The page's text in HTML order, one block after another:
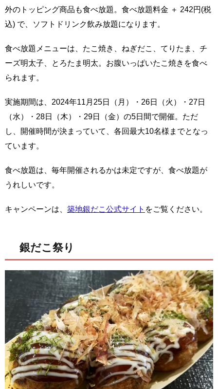
外のトッピング商品も食べ放題。食べ放題料金 ＋ 242円(税
込) で、ソフトドリンク飲み放題になります。
食べ放題メニューは、たこ焼き、ねぎだこ、てりたま、チ
ーズ明太子、とろたま明太。お腹いっぱいたこ焼きを食べ
られます。
実施期間は、2024年11月25日（月）・26日（火）・27日
（水）・28日（木）・29日（金）の5日間で開催。ただ
し、開催時間が決まっていて、各回最大10名様までとなっ
ています。
食べ放題は、毎年開催されるかは未定ですが、食べ放題が
うれしいです。
キャンペーンは、 築地銀だこ公式サイト をご覧ください。
銀だこ祭り